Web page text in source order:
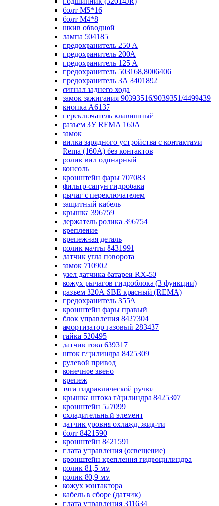
болт М5*16
болт М4*8
шкив обводной
лампа 504185
предохранитель 250 А
предохранитель 200А
предохранитель 125 А
предохранитель 503168,8006406
предохранитель 3А 8401892
сигнал заднего хода
замок зажигания 90393516/9039351/4499439
кнопка А6137
переключатель клавишный
разъем ЗУ REMA 160А
замок
вилка зарядного устройства с контактами
Rema (160А) без контактов
ролик вил одинарный
консоль
кронштейн фары 707083
фильтр-сапун гидробака
рычаг с переключателем
защитный кабель
крышка 396759
держатель ролика 396754
крепление
крепежная деталь
ролик мачты 8431991
датчик угла поворота
замок 710902
узел датчика батареи RX-50
кожух рычагов гидроблока (3 функции)
разъем 320А SBE красный (REMA)
предохранитель 355А
кронштейн фары правый
блок управления 8427304
амортизатор газовый 283437
гайка 520495
датчик тока 639317
шток г/цилиндра 8425309
рулевой привод
конечное звено
крепеж
тяга гидравлической ручки
крышка штока г/цилиндра 8425307
кронштейн 527099
охладительный элемент
датчик уровня охлажд. жид-ти
болт 8421590
кронштейн 8421591
плата управления (освещение)
кронштейн крепления гидроцилиндра
ролик 81,5 мм
ролик 80,9 мм
кожух контактора
кабель в сборе (датчик)
плата управления 311634